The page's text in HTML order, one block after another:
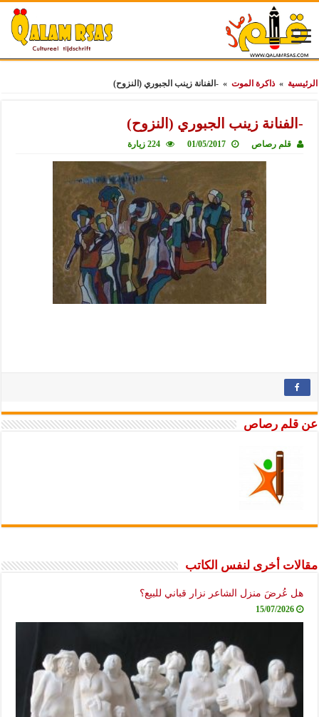
الرئيسية » ذاكرة الموت » -الفنانة زينب الجبوري (النزوح)
-الفنانة زينب الجبوري (النزوح)
قلم رصاص 01/05/2017 224 زيارة
عن قلم رصاص
مقالات أخرى لنفس الكاتب
هل عُرضَ منزل الشاعر نزار قباني للبيع؟
15/07/2026